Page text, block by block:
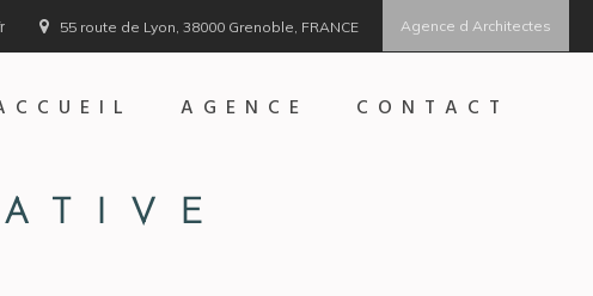
55 route de Lyon, 38000 Grenoble, FRANCE Agence d Architectes
AGENCE CONTACT